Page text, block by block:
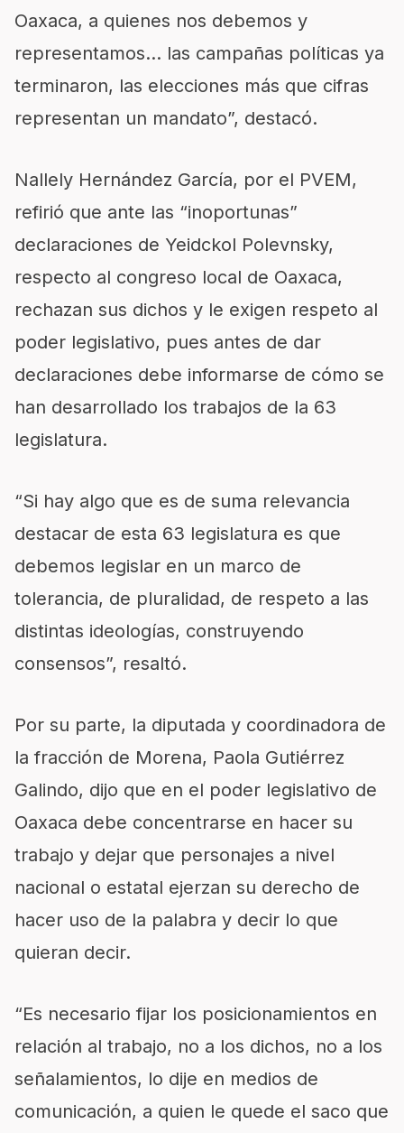
Oaxaca, a quienes nos debemos y
representamos… las campañas políticas ya
terminaron, las elecciones más que cifras
representan un mandato”, destacó.
Nallely Hernández García, por el PVEM,
refirió que ante las “inoportunas”
declaraciones de Yeidckol Polevnsky,
respecto al congreso local de Oaxaca,
rechazan sus dichos y le exigen respeto al
poder legislativo, pues antes de dar
declaraciones debe informarse de cómo se
han desarrollado los trabajos de la 63
legislatura.
“Si hay algo que es de suma relevancia
destacar de esta 63 legislatura es que
debemos legislar en un marco de
tolerancia, de pluralidad, de respeto a las
distintas ideologías, construyendo
consensos”, resaltó.
Por su parte, la diputada y coordinadora de
la fracción de Morena, Paola Gutiérrez
Galindo, dijo que en el poder legislativo de
Oaxaca debe concentrarse en hacer su
trabajo y dejar que personajes a nivel
nacional o estatal ejerzan su derecho de
hacer uso de la palabra y decir lo que
quieran decir.
“Es necesario fijar los posicionamientos en
relación al trabajo, no a los dichos, no a los
señalamientos, lo dije en medios de
comunicación, a quien le quede el saco que